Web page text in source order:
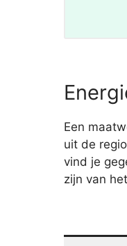
Een
uit de
vind je
zijn van